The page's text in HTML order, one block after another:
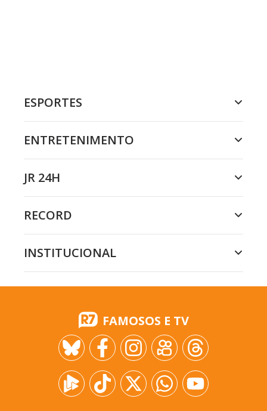
ESPORTES
ENTRETENIMENTO
JR 24H
RECORD
INSTITUCIONAL
FAMOSOS E TV